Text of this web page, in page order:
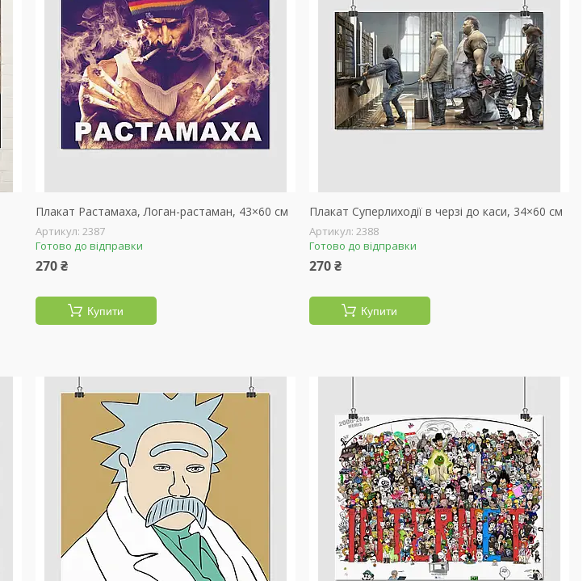
Плакат Растамаха, Логан-растаман, 43×60 см
2387
Готово до відправки
270 ₴
Купити
Плакат Суперлиходії в черзі до каси, 34×60 см
2388
Готово до відправки
270 ₴
Купити